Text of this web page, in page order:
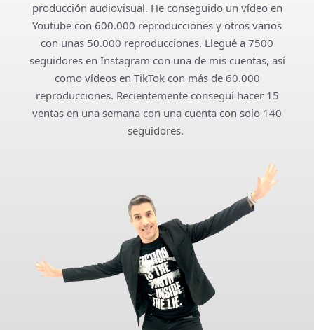
producción audiovisual. He conseguido un vídeo en
Youtube con 600.000 reproducciones y otros varios
con unas 50.000 reproducciones. Llegué a 7500
seguidores en Instagram con una de mis cuentas, así
como vídeos en TikTok con más de 60.000
reproducciones. Recientemente conseguí hacer 15
ventas en una semana con una cuenta con solo 140
seguidores.